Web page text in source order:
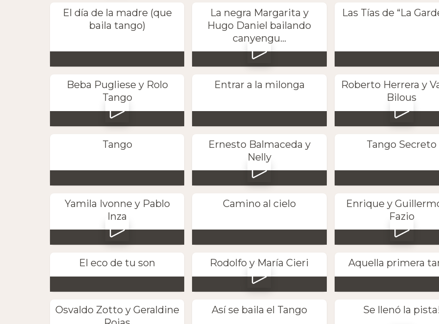
El día de la madre (que
baila tango)
La negra Margarita y
Hugo Daniel bailando
canyengu...
Las Tías de “La
Beba Pugliese y Rolo
Tango
Entrar a la milonga
Roberto Herrera y
Bilous
Tango
Ernesto Balmaceda y
Nelly
Tango Secreto
Yamila Ivonne y Pablo
Inza
Camino al cielo
Enrique y
Fazio
El eco de tu son Rodolfo y María Cieri Aquella primera
Osvaldo Zotto y Geraldine
Así se baila el Tango Se llenó la